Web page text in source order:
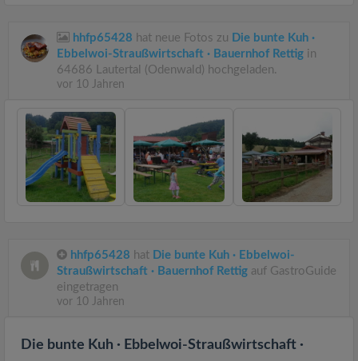
hhfp65428 hat neue Fotos zu Die bunte Kuh ·
Ebbelwoi-Straußwirtschaft · Bauernhof Rettig in
64686 Lautertal (Odenwald) hochgeladen.
vor 10 Jahren
hhfp65428 hat Die bunte Kuh · Ebbelwoi-
Straußwirtschaft · Bauernhof Rettig auf GastroGuide
eingetragen
vor 10 Jahren
Die bunte Kuh · Ebbelwoi-Straußwirtschaft ·